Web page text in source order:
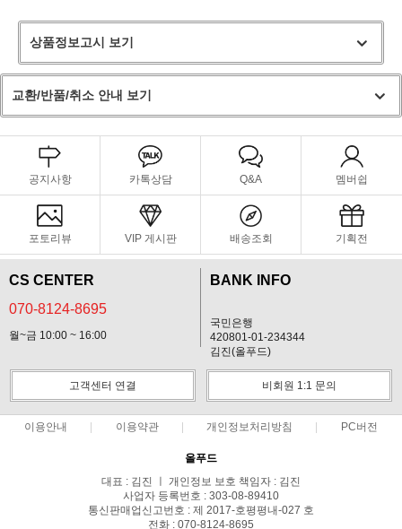
상품정보고시 보기
교환/반품/취소 안내 보기
공지사항 카톡상담 Q&A 멤버쉽
포토리뷰 VIP 게시판 배송조회 기획전
CS CENTER
070-8124-8695
월~금 10:00 ~ 16:00
BANK INFO
국민은행
420801-01-234344
김진(올푸드)
고객센터 연결 비회원 1:1 문의
이용안내 이용약관 개인정보처리방침 PC버전
올푸드
대표 : 김진 ㅣ 개인정보 보호 책임자 : 김진
사업자 등록번호 : 303-08-89410
통신판매업신고번호 : 제 2017-호평평내-027 호
전화 : 070-8124-8695